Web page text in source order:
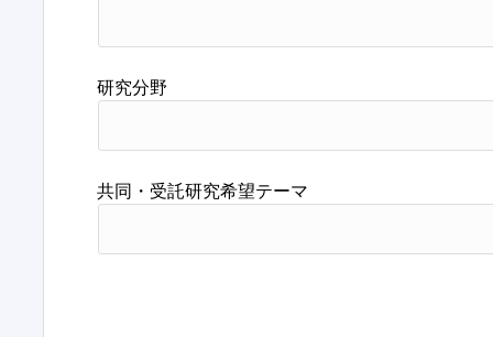
研究分野
共同・受託研究希望テーマ